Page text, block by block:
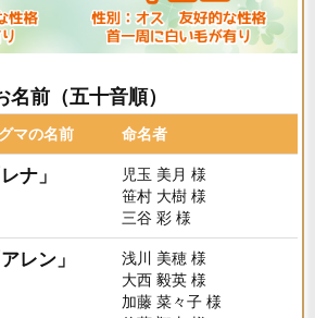
前（五十音順）
マの名前 命名者
レナ」
児玉 美月 様
笹村 大樹 様
三谷 彩 様
アレン」
浅川 美穂 様
大西 毅英 様
加藤 菜々子 様